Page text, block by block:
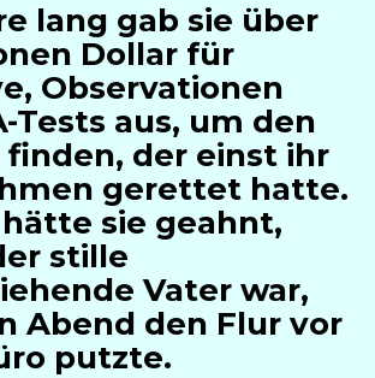
lang gab sie über
Dollar für
Observationen
Tests aus, um den
finden, der einst ihr
gerettet hatte.
sie geahnt,
stille
Vater war,
Abend den Flur vor
putzte.